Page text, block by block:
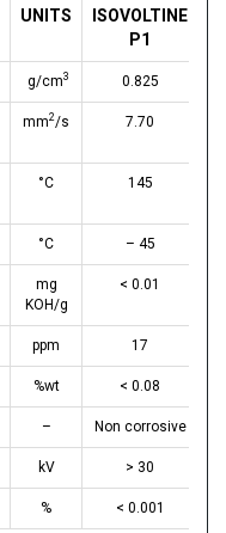
UNITS
ISOVOLTINE
P1
g/cm3 0.825
mm2/s 7.70
°C 145
°C – 45
mg
KOH/g
< 0.01
ppm 17
%wt < 0.08
– Non corrosive
kV > 30
% < 0.001